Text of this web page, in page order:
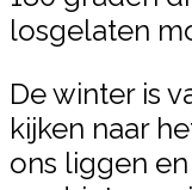
losgelaten
De winter is
kijken naar
ons liggen